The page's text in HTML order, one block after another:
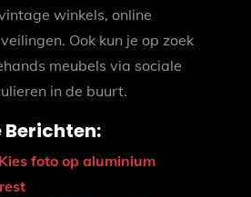
winkels, online
Ook kun je op zoek
meubels via sociale
in de buurt.
foto op aluminium